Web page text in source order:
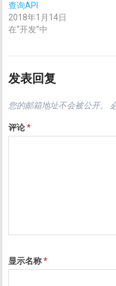
查询API
2018年1月14日
在“开发”中
发表回复
您的邮箱地址不会被公开。
评论*
显示名称*